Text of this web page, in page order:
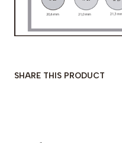
SHARE THIS PRODUCT